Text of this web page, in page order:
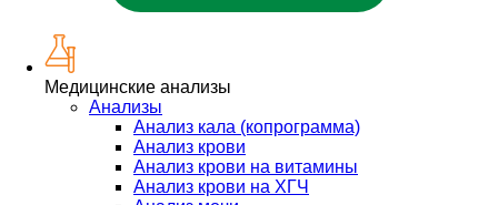
Медицинские анализы
Анализы
Анализ кала (копрограмма)
Анализ крови
Анализ крови на витамины
Анализ крови на ХГЧ